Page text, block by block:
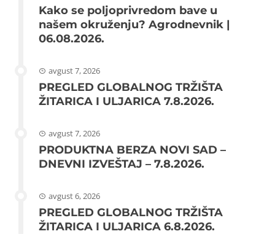
Kako se poljoprivredom bave u
našem okruženju? Agrodnevnik |
06.08.2026.
avgust 7, 2026
PREGLED GLOBALNOG TRŽIŠTA
ŽITARICA I ULJARICA 7.8.2026.
avgust 7, 2026
PRODUKTNA BERZA NOVI SAD –
DNEVNI IZVEŠTAJ – 7.8.2026.
avgust 6, 2026
PREGLED GLOBALNOG TRŽIŠTA
ŽITARICA I ULJARICA 6.8.2026.